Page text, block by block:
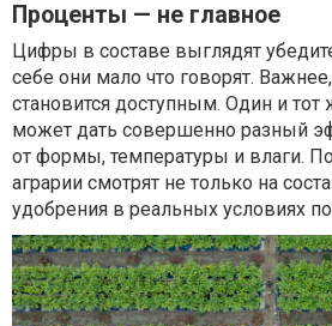
Проценты — не главное
Цифры в составе выглядят
себе они мало что говорят.
становится доступным. Один и тот
может дать совершенно разный
от формы, температуры и влаги.
аграрии смотрят не только на
удобрения в реальных условиях